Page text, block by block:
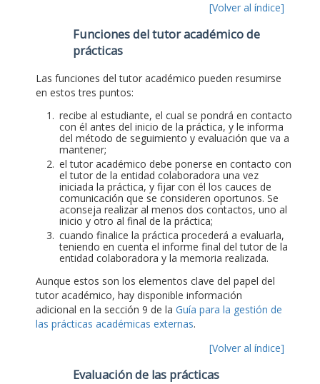
[Volver al índice]
Funciones del tutor académico de
prácticas
Las funciones del tutor académico pueden resumirse
en estos tres puntos:
recibe al estudiante, el cual se pondrá en contacto
con él antes del inicio de la práctica, y le informa
del método de seguimiento y evaluación que va a
mantener;
el tutor académico debe ponerse en contacto con
el tutor de la entidad colaboradora una vez
iniciada la práctica, y fijar con él los cauces de
comunicación que se consideren oportunos. Se
aconseja realizar al menos dos contactos, uno al
inicio y otro al final de la práctica;
cuando finalice la práctica procederá a evaluarla,
teniendo en cuenta el informe final del tutor de la
entidad colaboradora y la memoria realizada.
Aunque estos son los elementos clave del papel del
tutor académico, hay disponible información
adicional en la sección 9 de la Guía para la gestión de
las prácticas académicas externas.
[Volver al índice]
Evaluación de las prácticas